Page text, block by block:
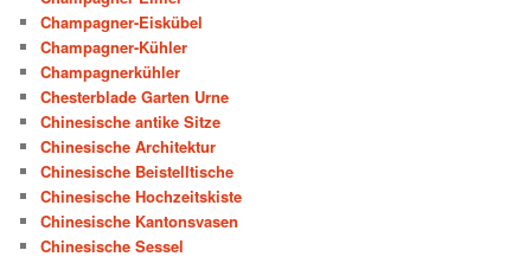
Champagner-Eiskübel
Champagner-Kühler
Champagnerkühler
Chesterblade Garten Urne
Chinesische antike Sitze
Chinesische Architektur
Chinesische Beistelltische
Chinesische Hochzeitskiste
Chinesische Kantonsvasen
Chinesische Sessel